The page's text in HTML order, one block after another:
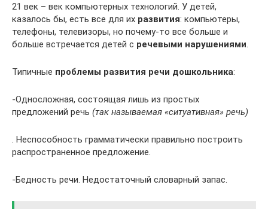
21 век – век компьютерных технологий. У детей,
казалось бы, есть все для их развития: компьютеры,
телефоны, телевизоры, но почему-то все больше и
больше встречается детей с речевыми нарушениями.
Типичные проблемы развития речи дошкольника:
-Односложная, состоящая лишь из простых
предложений речь (так называемая «ситуативная» речь)
. Неспособность грамматически правильно построить
распространенное предложение.
-Бедность речи. Недостаточный словарный запас.